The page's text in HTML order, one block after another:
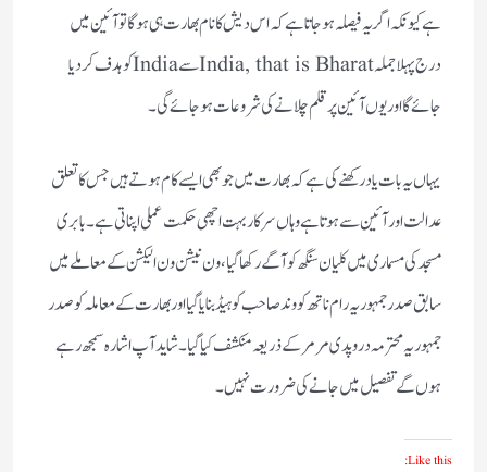
ہے کیونکہ اگر یہ فیصلہ ہوجاتا ہے کہ اس دیش کا نام بھارت ہی ہوگا تو آئین میں
درج پہلا جملہ India, that is Bharatسے Indiaکو ہدف کر دیا
جائے گا اور یوں آئین پر قلم چلانے کی شروعات ہو جائے گی۔
یہاں یہ بات یاد رکھنے کی ہے کہ بھارت میں جو بھی ایسے کام ہوتے ہیں جس کا تعلق
عدالت اور آئین سے ہوتا ہے وہاں سرکار بہت اچھی حکمت عملی اپنا تی ہے۔ بابری
مسجد کی مسماری میں کلیان سنگھ کو آگے رکھا گیا، ون نیشن ون الیکشن کے معاملے میں
سابق صدر جمہوریہ رام ناتھ کووند صاحب کو ہیڈ بنایا گیا اور بھارت کے معاملہ کو صدر
جمہوریہ محترمہ دروپدی مر مر کے ذریعہ منکشف کیا گیا۔ شاید آپ اشارہ سمجھ رہے
ہوں گے تفصیل میں جانے کی ضرورت نہیں۔
Like this: